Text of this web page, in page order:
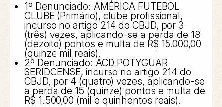
1º Denunciado: AMÉRICA FUTEBOL
CLUBE (Primário), clube profissional,
incurso no artigo 214 do CBJD, por 3
(três) vezes, aplicando-se a perda de 18
(dezoito) pontos e multa de R$ 15.000,00
(quinze mil reais).
2º Denunciado: ACD POTYGUAR
SERIDOENSE, incurso no artigo 214 do
CBJD, por 4 (quatro) vezes, aplicando-se
a perda de 15 (quinze) pontos e multa de
R$ 1.500,00 (mil e quinhentos reais).